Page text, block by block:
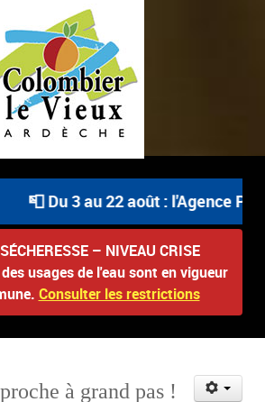
📮 Du 3 au 22 août : l'Agence
– NIVEAU CRISE
usages de l'eau sont en vigueur
Consulter les restrictions
à grand pas !